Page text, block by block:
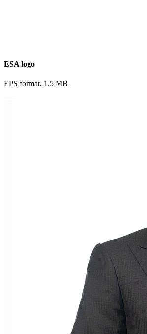
ESA logo
EPS format, 1.5 MB